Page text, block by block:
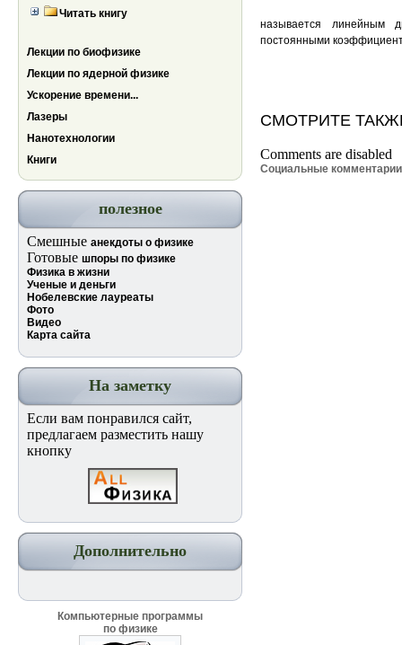
Читать книгу
Лекции по биофизике
Лекции по ядерной физике
Ускорение времени...
Лазеры
Нанотехнологии
Книги
полезное
Смешные анекдоты о физике
Готовые шпоры по физике
Физика в жизни
Ученые и деньги
Нобелевские лауреаты
Фото
Видео
Карта сайта
На заметку
Если вам понравился сайт,
предлагаем разместить нашу
кнопку
Дополнительно
Компьютерные программы
по физике
называется линейным
постоянными
СМОТРИТЕ
Comments are disabled
Социальные